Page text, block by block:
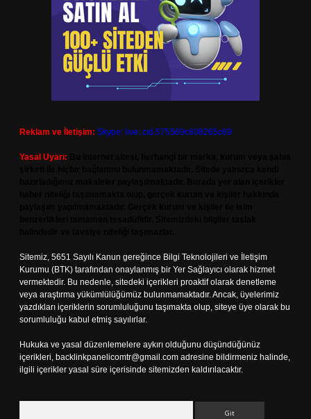
Reklam ve İletişim: Skype: live:.cid.575569c608265c69
Yasal Uyarı:
Sitemiz, 5651 Sayılı Kanun gereğince Bilgi Teknolojileri ve İletişim
Kurumu (BTK) tarafından onaylanmış bir Yer Sağlayıcı olarak hizmet
vermektedir. Bu nedenle, sitedeki içerikleri proaktif olarak denetleme
veya araştırma yükümlülüğümüz bulunmamaktadır. Ancak, üyelerimiz
yazdıkları içeriklerin sorumluluğunu taşımakta olup, siteye üye olarak bu
sorumluluğu kabul etmiş sayılırlar.
Hukuka ve yasal düzenlemelere aykırı olduğunu düşündüğünüz
içerikleri, backlinkpanelicomtr@gmail.com adresine bildirmeniz halinde,
ilgili içerikler yasal süre içerisinde sitemizden kaldırılacaktır.